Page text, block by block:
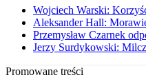
Wojciech Warski:
Aleksander Hall:
Przemysław Czarnek
Jerzy Surdykowski:
Promowane treści